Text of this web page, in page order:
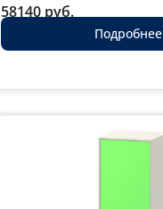
58140 руб.
Подробнее